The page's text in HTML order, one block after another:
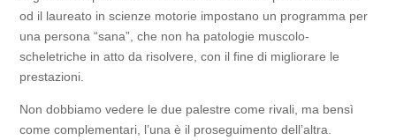
od il laureato in scienze motorie impostano un programma per
una persona “sana”, che non ha patologie muscolo-
scheletriche in atto da risolvere, con il fine di migliorare le
prestazioni.
Non dobbiamo vedere le due palestre come rivali, ma bensì
come complementari, l’una è il proseguimento dell’altra.